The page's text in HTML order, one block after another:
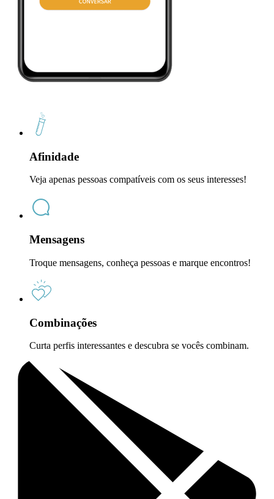
Afinidade
Veja apenas pessoas compatíveis com os seus interesses!
Mensagens
Troque mensagens, conheça pessoas e marque encontros!
Combinações
Curta perfis interessantes e descubra se vocês combinam.